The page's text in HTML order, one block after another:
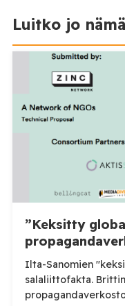
Luitko jo
”Keksitty
Ilta-Sanomien
salaliittofakta.